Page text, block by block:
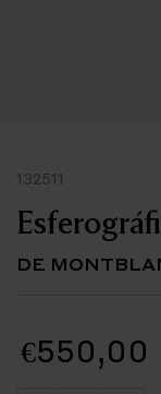
132511
DE
€550,00